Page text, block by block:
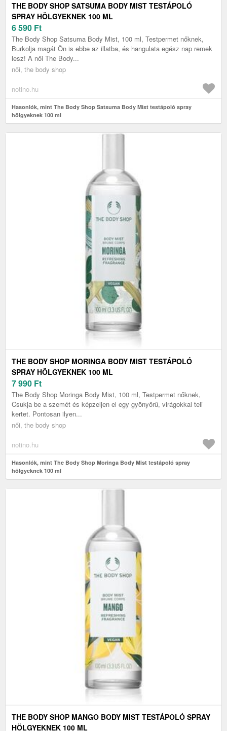
THE BODY SHOP SATSUMA BODY MIST TESTÁPOLÓ
SPRAY HÖLGYEKNEK 100 ML
6 590 Ft
The Body Shop Satsuma Body Mist, 100 ml, Testpermet nőknek,
Burkolja magát Ön is ebbe az illatba, és hangulata egész nap remek
lesz! A női The Body...
női, the body shop
notino.hu
Hasonlók, mint The Body Shop Satsuma Body Mist testápoló spray
hölgyeknek 100 ml
THE BODY SHOP MORINGA BODY MIST TESTÁPOLÓ
SPRAY HÖLGYEKNEK 100 ML
7 990 Ft
The Body Shop Moringa Body Mist, 100 ml, Testpermet nőknek,
Csukja be a szemét és képzeljen el egy gyönyörű, virágokkal teli
kertet. Pontosan ilyen...
női, the body shop
notino.hu
Hasonlók, mint The Body Shop Moringa Body Mist testápoló spray
hölgyeknek 100 ml
THE BODY SHOP MANGO BODY MIST TESTÁPOLÓ SPRAY
HÖLGYEKNEK 100 ML